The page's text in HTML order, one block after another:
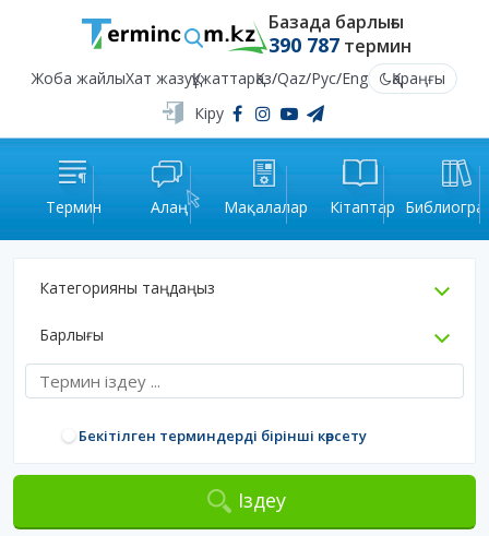
Базада барлығы
390 787термин
Жоба жайлыХат жазуҚұжаттарҚаз/Qaz/Рус/Eng
Қараңғы
Кіру
Термин Алаң Мақалалар Кітаптар
Категорияны таңдаңыз
Барлығы
Бекітілген терминдерді бірінші көрсету
Іздеу